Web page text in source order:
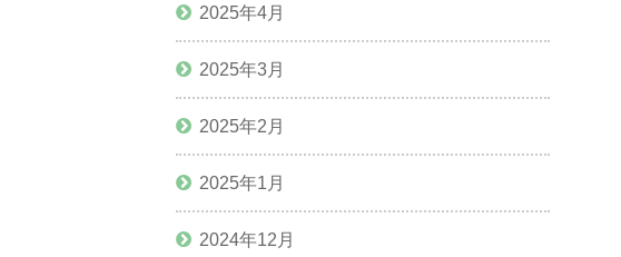
2025年4月
2025年3月
2025年2月
2025年1月
2024年12月